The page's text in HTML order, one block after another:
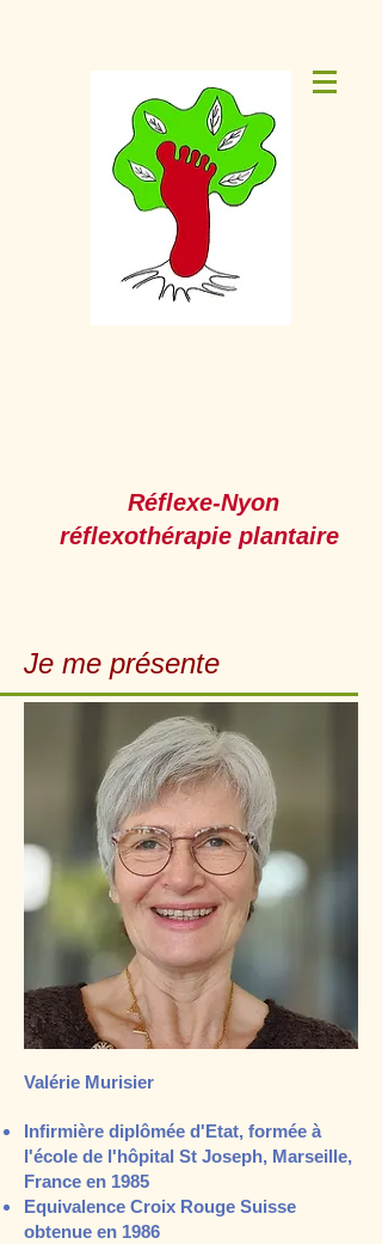
Réflexe-Nyon
réflexothérapie plantaire
Je me présente
Valérie Murisier
Infirmière diplômée d'Etat, formée à
l'école de l'hôpital St Joseph, Marseille,
France en 1985
Equivalence Croix Rouge Suisse
obtenue en 1986